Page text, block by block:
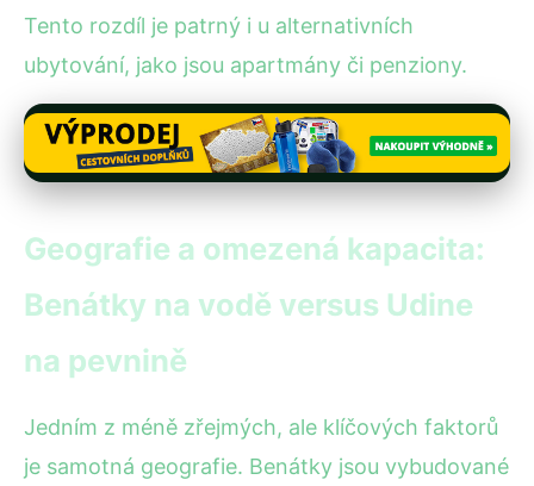
Tento rozdíl je patrný i u alternativních
ubytování, jako jsou apartmány či penziony.
Geografie a omezená kapacita:
Benátky na vodě versus Udine
na pevnině
Jedním z méně zřejmých, ale klíčových faktorů
je samotná geografie. Benátky jsou vybudované